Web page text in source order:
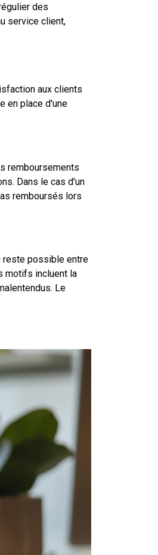
des
service client,
aux clients
en place d'une
remboursements
Dans le cas d'un
remboursés lors
reste possible entre
motifs incluent la
Le